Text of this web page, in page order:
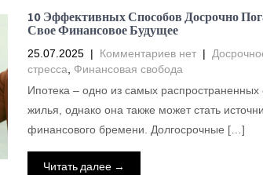
10 Эффективных Способов Досрочно
Свое Финансовое Будущее
25.07.2025 | Комментариев нет |
стресса
Финансовая свобода
Ипотека – одно из самых распространенных
жилья, однако она также может стать
финансового бремени. Долгосрочные […]
Читать далее →